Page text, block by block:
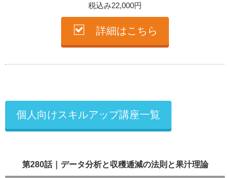
税込み22,000円
詳細はこちら
個人向けスキルアップ講座一覧
第280話｜データ分析と収穫逓減の法則と果汁理論